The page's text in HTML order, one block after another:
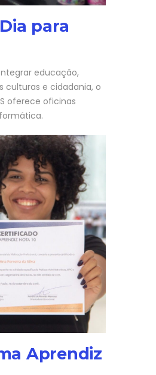
para
educação,
culturas e cidadania, o
oferece oficinas
Aprendiz